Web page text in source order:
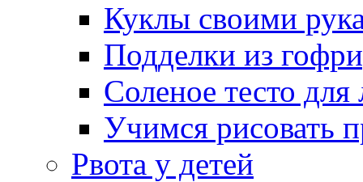
Куклы своими
Подделки из
Соленое тесто для
Учимся рисовать
Рвота у детей